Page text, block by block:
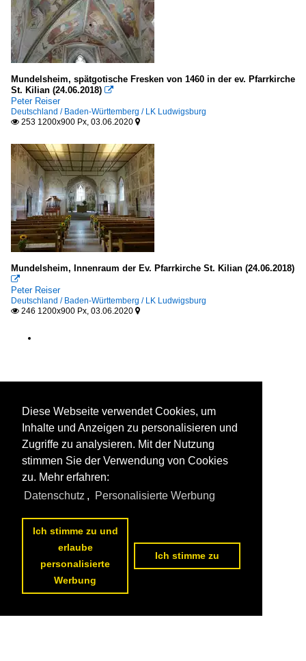
Mundelsheim, spätgotische Fresken von 1460 in der ev. Pfarrkirche
St. Kilian (24.06.2018) 
Peter Reiser
Deutschland / Baden-Württemberg / LK Ludwigsburg
 253 1200x900 Px, 03.06.2020 
Mundelsheim, Innenraum der Ev. Pfarrkirche St. Kilian (24.06.2018)

Peter Reiser
Deutschland / Baden-Württemberg / LK Ludwigsburg
 246 1200x900 Px, 03.06.2020 
Diese Webseite verwendet Cookies, um
Inhalte und Anzeigen zu personalisieren und
Zugriffe zu analysieren. Mit der Nutzung
stimmen Sie der Verwendung von Cookies
zu. Mehr erfahren:
Datenschutz , Personalisierte Werbung
Ich stimme zu und
erlaube
personalisierte
Werbung
Ich stimme zu